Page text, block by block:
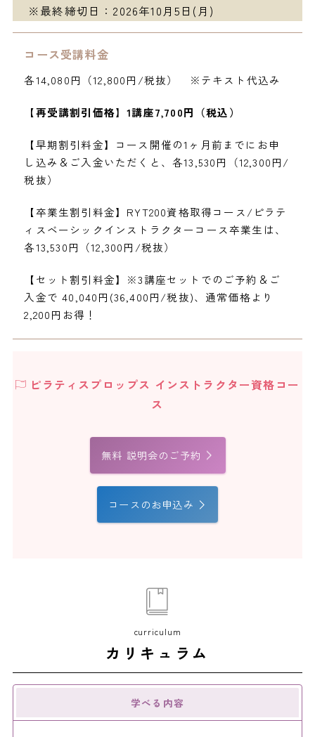
※最終締切日：2026年10月5日(月)
コース受講料金
各14,080円（12,800円/税抜） ※テキスト代込み
【再受講割引価格】1講座7,700円（税込）
【早期割引料金】コース開催の1ヶ月前までにお申
し込み＆ご入金いただくと、各13,530円（12,300円/
税抜）
【卒業生割引料金】RYT200資格取得コース/ピラテ
ィスベーシックインストラクターコース卒業生は、
各13,530円（12,300円/税抜）
【セット割引料金】※3講座セットでのご予約＆ご
入金で 40,040円(36,400円/税抜)、通常価格より
2,200円お得！
ピラティスプロップス インストラクター資格コー
ス
無料 説明会のご予約
コースのお申込み
curriculum
カリキュラム
学べる内容